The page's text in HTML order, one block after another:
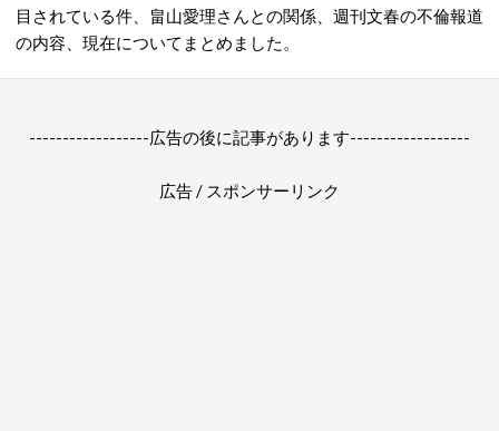
目されている件、畠山愛理さんとの関係、週刊文春の不倫報道
の内容、現在についてまとめました。
------------------広告の後に記事があります------------------
広告 / スポンサーリンク